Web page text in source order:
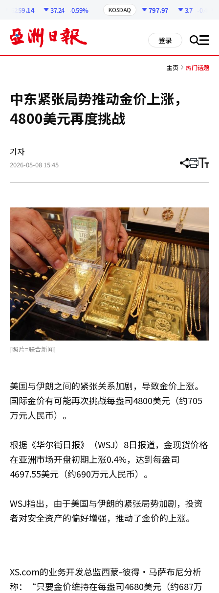
6259.14 37.24 -0.59% KOSDAQ 797.97 3.7 -0.46%
登录 搜 all
主页 热门话题
中东紧张局势推动金价上涨，
4800美元再度挑战
기자
2026-05-08 15:45 分
章
打 调
小
[照片=联合新闻]
美国与伊朗之间的紧张关系加剧，导致金价上涨。
国际金价有可能再次挑战每盎司4800美元（约705
万元人民币）。
根据《华尔街日报》（WSJ）8日报道，金现货价格
在亚洲市场开盘初期上涨0.4%，达到每盎司
4697.55美元（约690万元人民币）。
WSJ指出，由于美国与伊朗的紧张局势加剧，投资
者对安全资产的偏好增强，推动了金价的上涨。
XS.com的业务开发总监西蒙-彼得·马萨布尼分析
称：“只要金价维持在每盎司4680美元（约687万